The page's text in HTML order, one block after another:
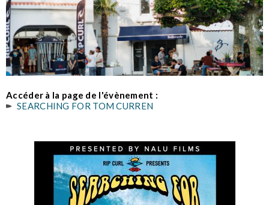
Accéder à la page de l'évènement :
SEARCHING FOR TOM CURREN